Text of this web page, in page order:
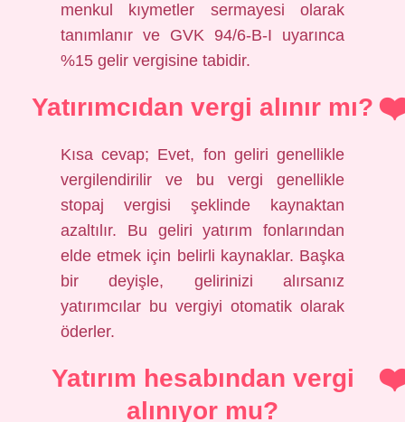
menkul kıymetler sermayesi olarak
tanımlanır ve GVK 94/6-B-I uyarınca
%15 gelir vergisine tabidir.
Yatırımcıdan vergi alınır mı?
Kısa cevap; Evet, fon geliri genellikle
vergilendirilir ve bu vergi genellikle
stopaj vergisi şeklinde kaynaktan
azaltılır. Bu geliri yatırım fonlarından
elde etmek için belirli kaynaklar. Başka
bir deyişle, gelirinizi alırsanız
yatırımcılar bu vergiyi otomatik olarak
öderler.
Yatırım hesabından vergi
alınıyor mu?